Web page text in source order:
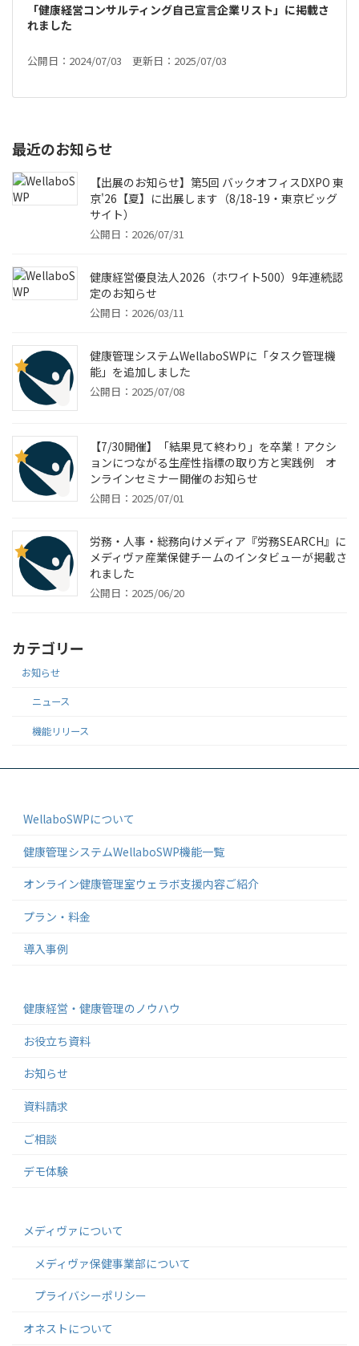
「健康経営コンサルティング自己宣言企業リスト」に掲載さ
れました
公開日：2024/07/03 更新日：2025/07/03
最近のお知らせ
【出展のお知らせ】第5回 バックオフィスDXPO 東
京'26【夏】に出展します（8/18-19・東京ビッグ
サイト）
公開日：2026/07/31
健康経営優良法人2026（ホワイト500）9年連続認
定のお知らせ
公開日：2026/03/11
健康管理システムWellaboSWPに「タスク管理機
能」を追加しました
公開日：2025/07/08
【7/30開催】「結果見て終わり」を卒業！アクシ
ョンにつながる生産性指標の取り方と実践例 オ
ンラインセミナー開催のお知らせ
公開日：2025/07/01
労務・人事・総務向けメディア『労務SEARCH』に
メディヴァ産業保健チームのインタビューが掲載さ
れました
公開日：2025/06/20
カテゴリー
お知らせ
ニュース
機能リリース
WellaboSWPについて
健康管理システムWellaboSWP機能一覧
オンライン健康管理室ウェラボ支援内容ご紹介
プラン・料金
導入事例
健康経営・健康管理のノウハウ
お役立ち資料
お知らせ
資料請求
ご相談
デモ体験
メディヴァについて
メディヴァ保健事業部について
プライバシーポリシー
オネストについて